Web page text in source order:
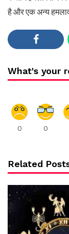
है और एक अन्य
What's your
0 0
Related